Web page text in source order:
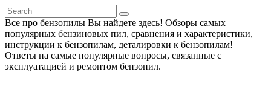
Все про бензопилы Вы найдете здесь! Обзоры самых
популярных бензиновых пил, сравнения и характеристики,
инструкции к бензопилам, деталировки к бензопилам!
Ответы на самые популярные вопросы, связанные с
эксплуатацией и ремонтом бензопил.